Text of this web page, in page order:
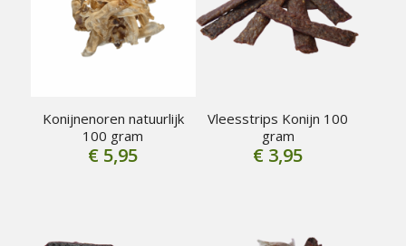
Konijnenoren natuurlijk
100 gram
€ 5,95
Vleesstrips Konijn 100
gram
€ 3,95